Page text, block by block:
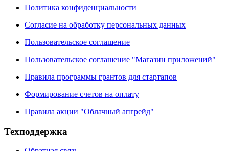
Политика конфиденциальности
Согласие на обработку персональных данных
Пользовательское соглашение
Пользовательское соглашение "Магазин приложений"
Правила программы грантов для стартапов
Формирование счетов на оплату
Правила акции "Облачный апгрейд"
Техподдержка